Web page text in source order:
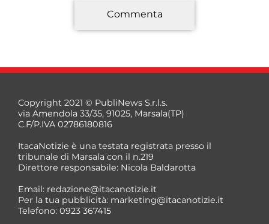
*
*
Commenta
Copyright 2021 © PubliNews S.r.l.s.
via Amendola 33/35, 91025, Marsala(TP)
C.F/P.IVA 02786180816
ItacaNotizie è una testata registrata presso il
tribunale di Marsala con il n.219
Direttore responsabile: Nicola Baldarotta
Email: redazione@itacanotizie.it
Per la tua pubblicità: marketing@itacanotizie.it
Telefono: 0923 367415